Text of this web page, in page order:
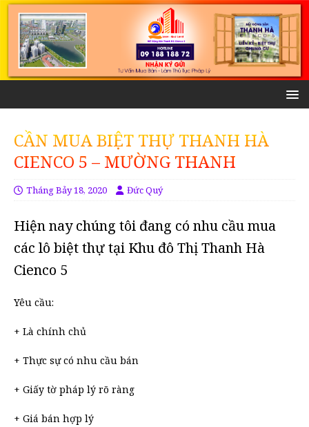
CẦN MUA BIỆT THỰ THANH HÀ
CIENCO 5 – MƯỜNG THANH
Tháng Bảy 18, 2020 Đức Quý
Hiện nay chúng tôi đang có nhu cầu mua
các lô biệt thự tại Khu đô Thị Thanh Hà
Cienco 5
Yêu cầu:
+ Là chính chủ
+ Thực sự có nhu cầu bán
+ Giấy tờ pháp lý rõ ràng
+ Giá bán hợp lý